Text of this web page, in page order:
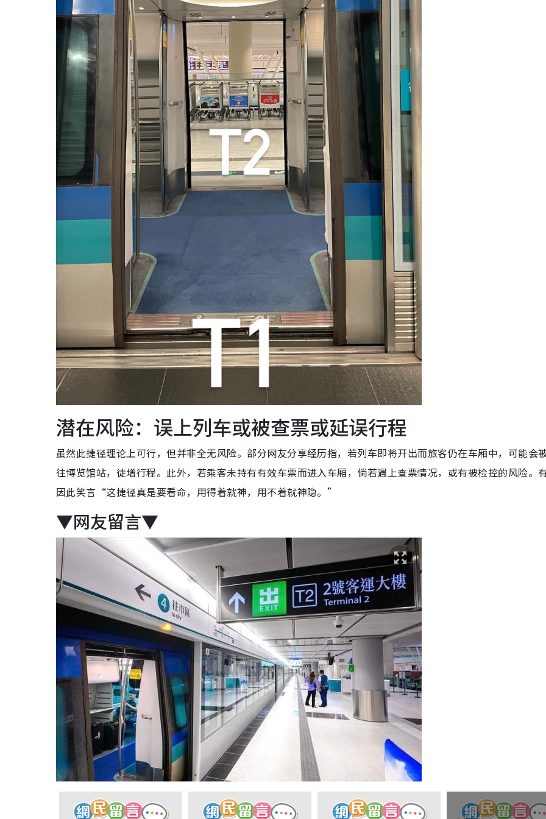
潜在风险：误上列车或被查票或延误行程
虽然此捷径理论上可行，但并非全无风险。部分网友分享经历指，若列车即将开出而旅客仍在车厢中，可能会
往博览馆站，徒增行程。此外，若乘客未持有有效车票而进入车厢，倘若遇上查票情况，或有被检控的风险。
因此笑言“这捷径真是要看命，用得着就神，用不着就神隐。”
▼网友留言▼